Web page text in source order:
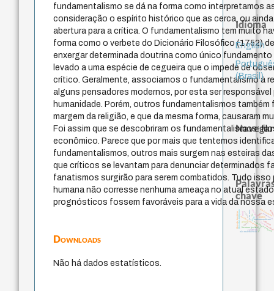
fundamentalismo se dá na forma como interpretamos
consideração o espírito histórico que as cerca, ou
abertura para a crítica. O fundamentalismo tem muito
forma como o verbete do Dicionário Filosófico (1752)
enxergar determinada doutrina como único fundamento
levado a uma espécie de cegueira que o impede de
crítico. Geralmente, associamos o fundamentalismo à
alguns pensadores modernos, por esta ser
humanidade. Porém, outros fundamentalismos também
margem da religião, e que da mesma forma, causaram
Foi assim que se descobriram os fundamentalismos:
econômico. Parece que por mais que tentemos
fundamentalismos, outros mais surgem nas esteiras
que críticos se levantam para denunciar determinados
fanatismos surgirão para serem combatidos. Tudo isso
humana não corresse nenhuma ameaça no atual
prognósticos fossem favoráveis para a vida da nossa
Downloads
Não há dados estatísticos.
Idioma
English
(Brasil)
Navegar
chave
fundamentalismo
jacobi
protágoras
experiência temporal
metafísica do tempo
género
idade intolerância
filosofias indígenas
filosofia brasileira j.c.m. neto
palavra
literatura (poética)
perdón
leyes violencia
logosdireito romano
lei
desejo
sacrifício
não maleficência
mind
realidad